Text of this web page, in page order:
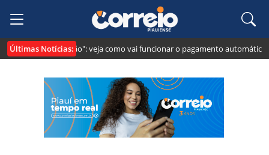
Últimas Notícias:
cria o "Pix Pensão": veja como vai funcionar o pagamento automático da